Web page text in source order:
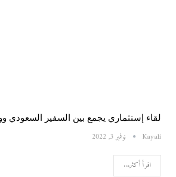
لقاء إستثماري يجمع بين السفير السعودي
Kayali نوفمبر 3, 2022
اقرأ أكثر...